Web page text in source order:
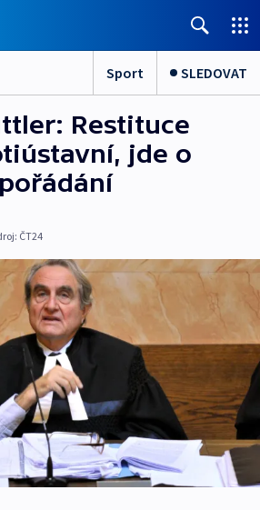
Sport SLEDOVAT
Restituce
jde o
ČT24